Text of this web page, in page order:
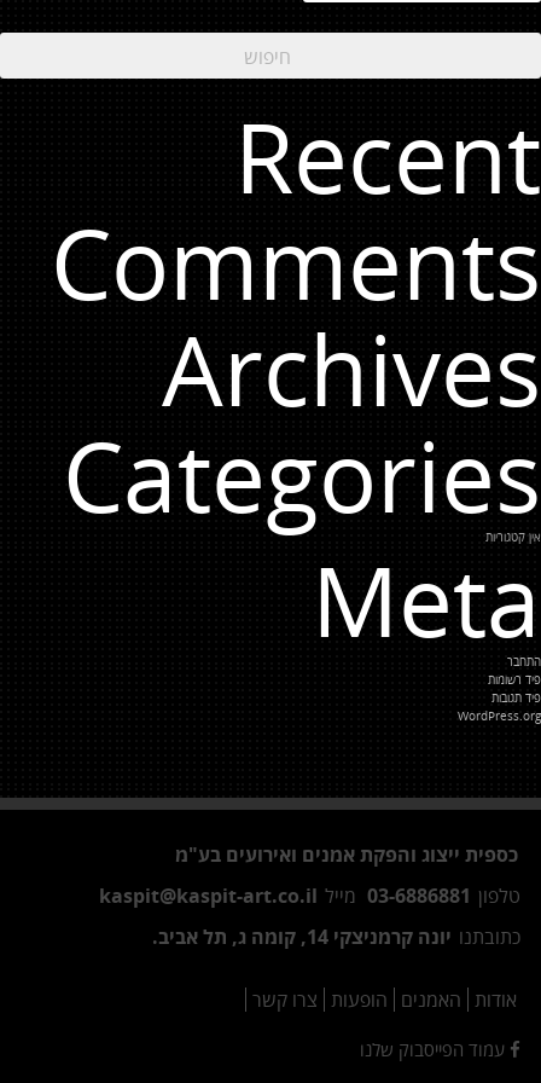
Recent
Comments
Archives
Categories
אין קטגוריות
Meta
התחבר
פיד רשומות
פיד תגובות
WordPress.org
כספית ייצוג והפקת אמנים ואירועים בע"מ
טלפון 03-6886881 מייל kaspit@kaspit-art.co.il
כתובתנו יונה קרמניצקי 14, קומה ג, תל אביב.
אודות האמנים הופעות צרו קשר
עמוד הפייסבוק שלנו